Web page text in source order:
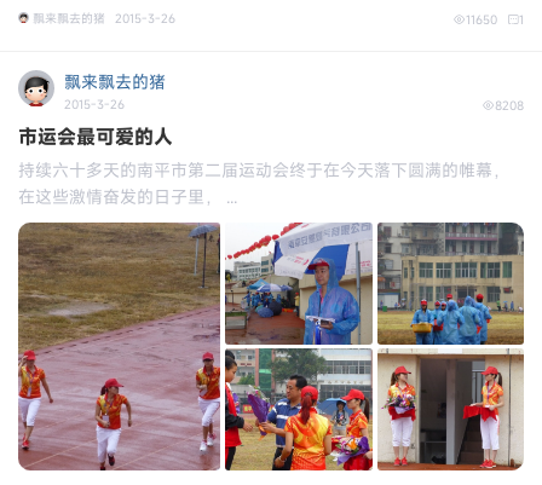
飘来飘去的猪 2015-3-26 1
11650
飘来飘去的猪
2015-3-26 8208
市运会最可爱的人
持续六十多天的南平市第二届运动会终于在今天落下圆满的帷幕，
在这些激情奋发的日子里， ...